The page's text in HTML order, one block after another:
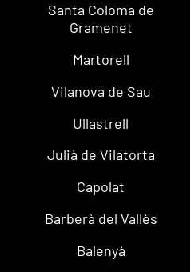
Santa Coloma de
Gramenet
Martorell
Vilanova de Sau
Ullastrell
Julià de Vilatorta
Capolat
Barberà del Vallès
Balenyà